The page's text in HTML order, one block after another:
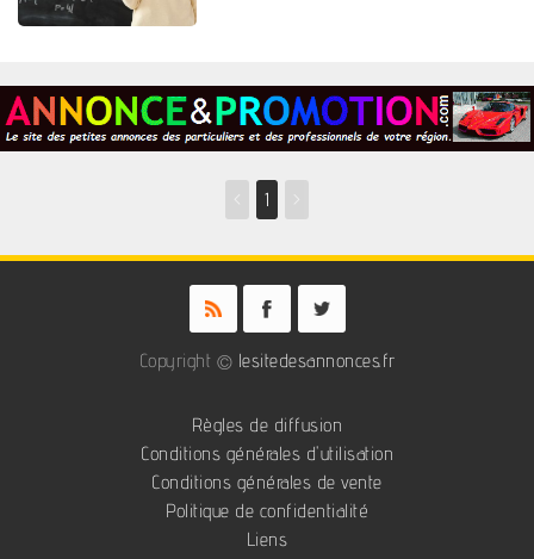
1 >
Copyright © lesitedesannonces.fr
Règles de diffusion
Conditions générales d'utilisation
Conditions générales de vente
Politique de confidentialité
Liens